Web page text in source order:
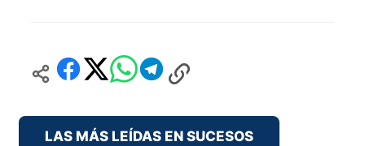
LAS MÁS LEÍDAS EN SUCESOS